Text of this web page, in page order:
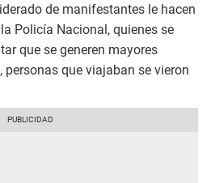
de manifestantes le hacen
Policía Nacional, quienes se
que se generen mayores
personas que viajaban se vieron